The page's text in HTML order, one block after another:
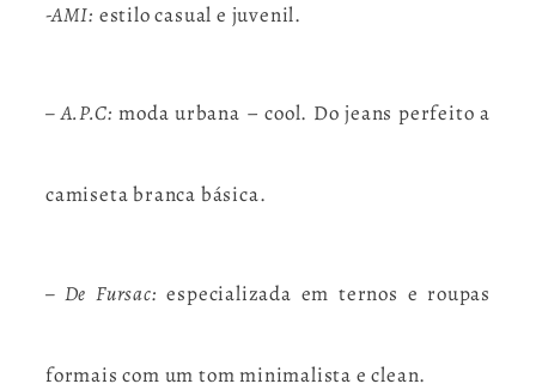
-AMI: estilo casual e juvenil.
– A.P.C: moda urbana – cool. Do jeans perfeito a
camiseta branca básica.
– De Fursac: especializada em ternos e roupas
formais com um tom minimalista e clean.